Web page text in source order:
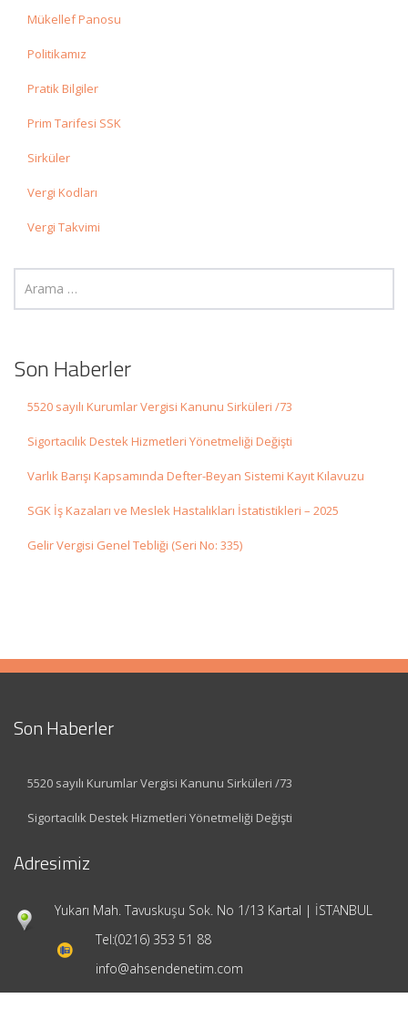
Mükellef Panosu
Politikamız
Pratik Bilgiler
Prim Tarifesi SSK
Sirküler
Vergi Kodları
Vergi Takvimi
Son Haberler
5520 sayılı Kurumlar Vergisi Kanunu Sirküleri /73
Sigortacılık Destek Hizmetleri Yönetmeliği Değişti
Varlık Barışı Kapsamında Defter-Beyan Sistemi Kayıt Kılavuzu
SGK İş Kazaları ve Meslek Hastalıkları İstatistikleri – 2025
Gelir Vergisi Genel Tebliği (Seri No: 335)
Son Haberler
5520 sayılı Kurumlar Vergisi Kanunu Sirküleri /73
Sigortacılık Destek Hizmetleri Yönetmeliği Değişti
Adresimiz
Yukarı Mah. Tavuskuşu Sok. No 1/13 Kartal | İSTANBUL
Tel:(0216) 353 51 88
info@ahsendenetim.com